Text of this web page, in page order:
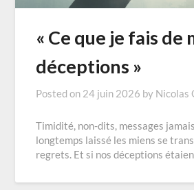
« Ce que je fais de
déceptions »
Posted on 24 juin 2026 by Nicolas
Timidité, non-dits, messages
longtemps laissé les miens se
regrets. Et si nos déceptions